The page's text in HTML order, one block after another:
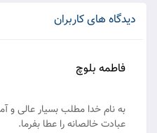
دیدگاه های کاربران
فاطمه بلوچ
به نام خدا مطلب بسیار عالی و
عبادت خالصانه را عطا بفرما.